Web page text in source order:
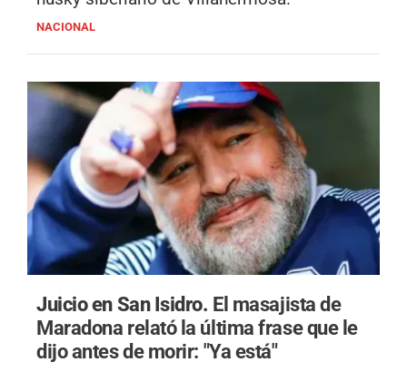
NACIONAL
Juicio en San Isidro. El masajista de
Maradona relató la última frase que le
dijo antes de morir: "Ya está"